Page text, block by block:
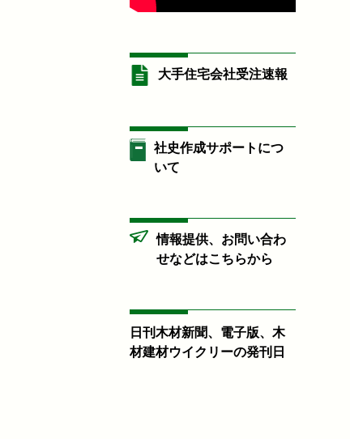
大手住宅会社受注速報
社史作成サポートにつ
いて
情報提供、お問い合わ
せなどはこちらから
日刊木材新聞、電子版、木
材建材ウイクリーの発刊日